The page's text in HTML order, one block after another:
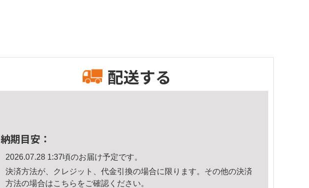
配送する
納期目安：
2026.07.28 1:37頃のお届け予定です。
決済方法が、クレジット、代金引換の場合に限ります。その他の決済
方法の場合はこちら をご確認ください。